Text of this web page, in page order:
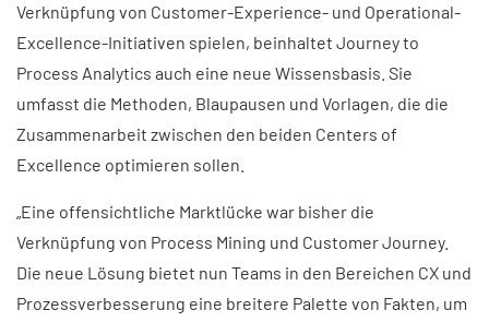
Verknüpfung von Customer-Experience- und Operational-
Excellence-Initiativen spielen, beinhaltet Journey to
Process Analytics auch eine neue Wissensbasis. Sie
umfasst die Methoden, Blaupausen und Vorlagen, die die
Zusammenarbeit zwischen den beiden Centers of
Excellence optimieren sollen.
„Eine offensichtliche Marktlücke war bisher die
Verknüpfung von Process Mining und Customer Journey.
Die neue Lösung bietet nun Teams in den Bereichen CX und
Prozessverbesserung eine breitere Palette von Fakten, um